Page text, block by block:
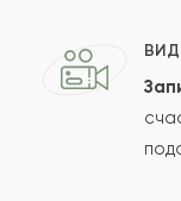
Отзыв будет
Проверяем